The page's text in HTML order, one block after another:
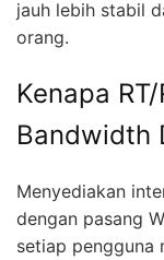
jauh lebih stabil
orang.
Kenapa
Bandwidth
Menyediakan
dengan pasang
setiap pengguna